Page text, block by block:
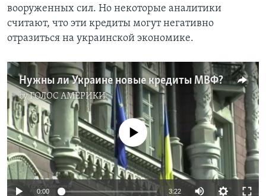
Языки
вооруженных сил. Но некоторые аналитики
считают, что эти кредиты могут негативно
отразиться на украинской экономике.
Нужны ли Украине новые кредиты МВФ?
byГОЛОС АМЕРИКИ
No media source currently available
0:00 3:22